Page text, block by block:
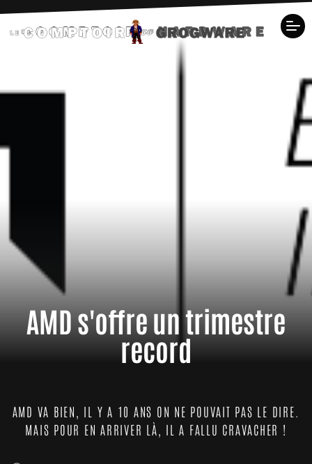
AMD s'offre un trimestre
record
AMD VA BIEN, IL Y A 10 ANS ON NE POUVAIT PAS LE DIRE.
MAIS POUR EN ARRIVER LÀ, IL A FALLU CRAVACHER !